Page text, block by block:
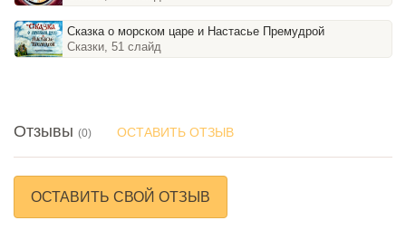
Сказка о морском царе и Настасье Премудрой
Сказки, 51 слайд
Отзывы (0) ОСТАВИТЬ ОТЗЫВ
ОСТАВИТЬ СВОЙ ОТЗЫВ